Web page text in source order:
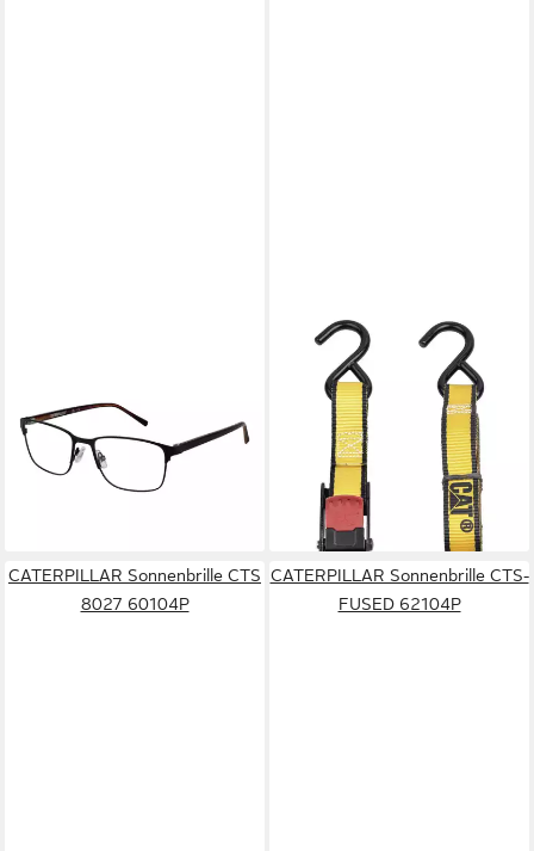
53,25 €
165,00 €
-68%
lieferbar - in 2-3 Werktagen bei dir
CATERPILLAR
Spanngurt Caterpillar
980489IE Spanngurt
Zugkraft LC Niederzurren
(einzeln/direk
12,19 €
(6,10 €/ 1 Stk)
lieferbar - in 2-3 Werktagen bei dir
CATERPILLAR Sonnenbrille CTS
8027 60104P
CATERPILLAR Sonnenbrille CTS-
FUSED 62104P